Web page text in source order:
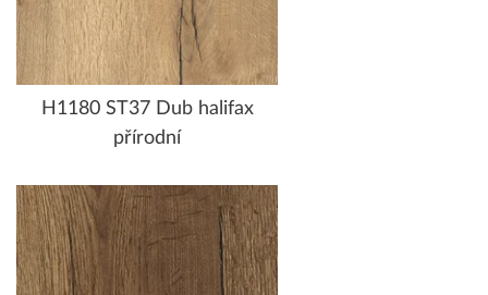
H1180 ST37 Dub halifax
přírodní